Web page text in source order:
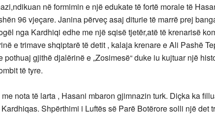
në formimin e një edukate të fortë morale të
96 vjeçare. Janina përveç asaj diturie të marrë prej
nga Kardhiqi edhe me një sqisë tjetër,atë të krenarisë
e trimave shqiptarë të detit , kalaja krenare e Ali Pashë
pothuaj gjithë djalërinë e „Zosimesë“ duke iu kujtuar një
të tyre.
nota të larta , Hasani mbaron gjimnazin turk. Diçka ka
Shpërthimi i Luftës së Parë Botërore solli një det